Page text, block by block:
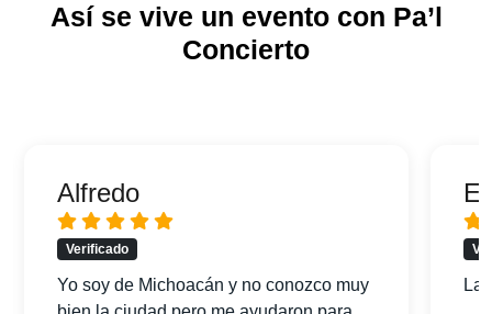
Así se vive un evento con Pa’l
Concierto
Alfredo
Verificado
Yo soy de Michoacán y no conozco muy
La